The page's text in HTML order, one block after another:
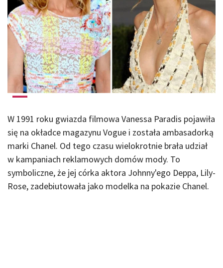
W 1991 roku gwiazda filmowa Vanessa Paradis pojawiła
się na okładce magazynu Vogue i została ambasadorką
marki Chanel. Od tego czasu wielokrotnie brała udział
w kampaniach reklamowych domów mody. To
symboliczne, że jej córka aktora Johnny'ego Deppa, Lily-
Rose, zadebiutowała jako modelka na pokazie Chanel.